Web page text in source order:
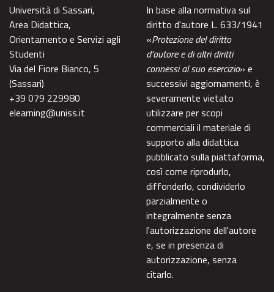
Università di Sassari,
Area Didattica,
Orientamento e Servizi agli
Studenti
Via del Fiore Bianco, 5
(Sassari)
+39 079 229980
elearning@uniss.it
In base alla normativa sul
diritto d'autore L. 633/1941
«Protezione del diritto
d'autore e di altri diritti
connessi al suo esercizio» e
successivi aggiornamenti, è
severamente vietato
utilizzare per scopi
commerciali il materiale di
supporto alla didattica
pubblicato sulla piattaforma,
così come riprodurlo,
diffonderlo, condividerlo
parzialmente o
integralmente senza
l'autorizzazione dell'autore
e, se in presenza di
autorizzazione, senza
citarlo.